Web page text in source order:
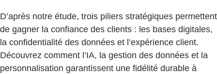
D’après notre étude, trois piliers stratégiques permettent
de gagner la confiance des clients : les bases digitales,
la confidentialité des données et l’expérience client.
Découvrez comment l’IA, la gestion des données et la
personnalisation garantissent une fidélité durable à